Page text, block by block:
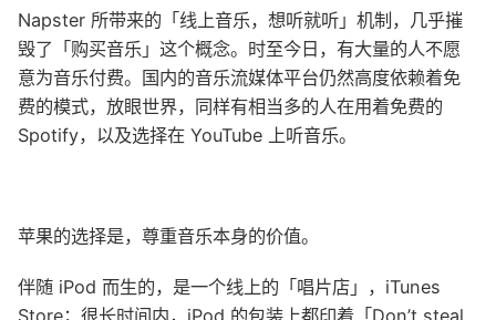
Napster 所带来的「线上音乐，想听就听」机制，几乎摧
毁了「购买音乐」这个概念。时至今日，有大量的人不愿
意为音乐付费。国内的音乐流媒体平台仍然高度依赖着免
费的模式，放眼世界，同样有相当多的人在用着免费的
Spotify，以及选择在 YouTube 上听音乐。
苹果的选择是，尊重音乐本身的价值。
伴随 iPod 而生的，是一个线上的「唱片店」，iTunes
Store；很长时间内，iPod 的包装上都印着「Don’t steal